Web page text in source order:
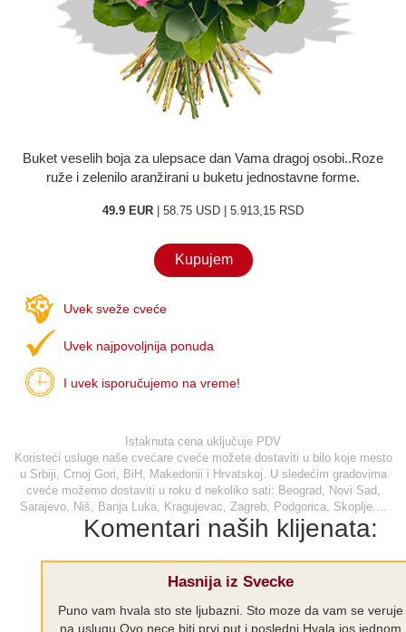
O nama
Kontakt
Buket veselih boja za ulepsace dan Vama dragoj osobi..Roze
ruže i zelenilo aranžirani u buketu jednostavne forme.
49.9 EUR | 58.75 USD | 5.913,15 RSD
Kupujem
Uvek sveže cveće
Uvek najpovoljnija ponuda
I uvek isporučujemo na vreme!
Istaknuta cena uključuje PDV
Koristeći usluge naše cvećare cveće možete dostaviti u bilo koje mesto
u Srbiji, Crnoj Gori, BiH, Makedonii i Hrvatskoj. U sledećim gradovima
cveće možemo dostaviti u roku d nekoliko sati: Beograd, Novi Sad,
Sarajevo, Niš, Banja Luka, Kragujevac, Zagreb, Podgorica, Skoplje....
Komentari naših klijenata:
Hasnija iz Svecke
Puno vam hvala sto ste ljubazni. Sto moze da vam se veruje
na uslugu.Ovo nece biti prvi put i poslednj.Hvala jos jednom